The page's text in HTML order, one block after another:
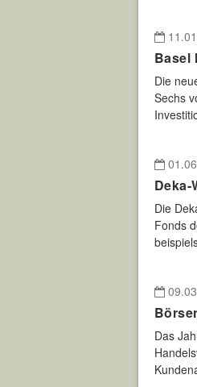
Basel
Die
Sechs
Die
Fonds
Das